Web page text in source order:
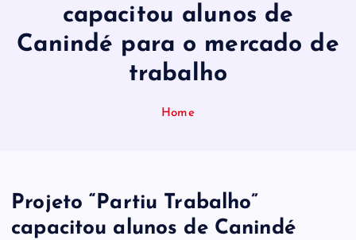
capacitou alunos de
Canindé para o mercado de
trabalho
Home
Projeto “Partiu Trabalho”
capacitou alunos de Canindé